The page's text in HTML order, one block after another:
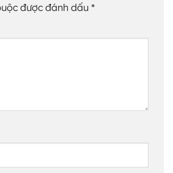
được đánh dấu *